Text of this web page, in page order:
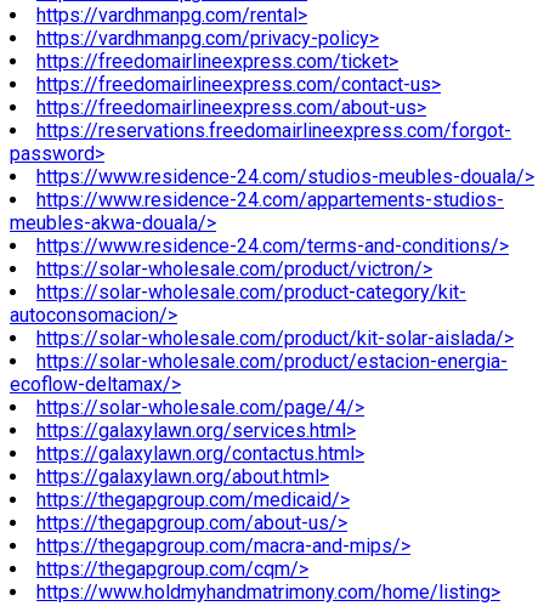
https://vardhmanpg.com/rental>
https://vardhmanpg.com/privacy-policy>
https://freedomairlineexpress.com/ticket>
https://freedomairlineexpress.com/contact-us>
https://freedomairlineexpress.com/about-us>
https://reservations.freedomairlineexpress.com/forgot-
password>
https://www.residence-24.com/studios-meubles-douala/>
https://www.residence-24.com/appartements-studios-
meubles-akwa-douala/>
https://www.residence-24.com/terms-and-conditions/>
https://solar-wholesale.com/product/victron/>
https://solar-wholesale.com/product-category/kit-
autoconsomacion/>
https://solar-wholesale.com/product/kit-solar-aislada/>
https://solar-wholesale.com/product/estacion-energia-
ecoflow-deltamax/>
https://solar-wholesale.com/page/4/>
https://galaxylawn.org/services.html>
https://galaxylawn.org/contactus.html>
https://galaxylawn.org/about.html>
https://thegapgroup.com/medicaid/>
https://thegapgroup.com/about-us/>
https://thegapgroup.com/macra-and-mips/>
https://thegapgroup.com/cqm/>
https://www.holdmyhandmatrimony.com/home/listing>